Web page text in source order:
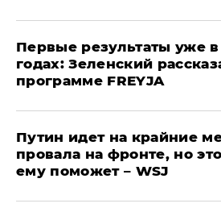
Первые результаты уже в
годах: Зеленский
программе FREYJA
Путин идет на крайние
провала на фронте, но
ему поможет – WSJ